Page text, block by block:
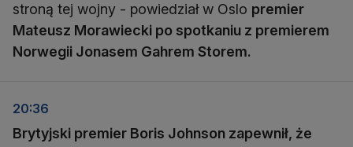
stroną tej wojny - powiedział w Oslo premier
Mateusz Morawiecki po spotkaniu z premierem
Norwegii Jonasem Gahrem Storem.
20:36
Brytyjski premier Boris Johnson zapewnił, że